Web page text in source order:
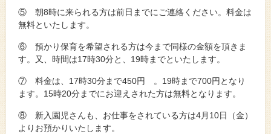
⑤ 朝8時に来られる方は前日までにご連絡ください。料金は
無料といたします。
⑥ 預かり保育を希望される方は今まで同様の金額を頂きま
す。又、時間は17時30分と、19時までといたします。
⑦ 料金は、17時30分まで450円 。19時まで700円となり
ます。15時20分までにお迎えされた方は無料となります。
⑧ 新入園児さんも、お仕事をされている方は4月10日（金）
よりお預かりいたします。